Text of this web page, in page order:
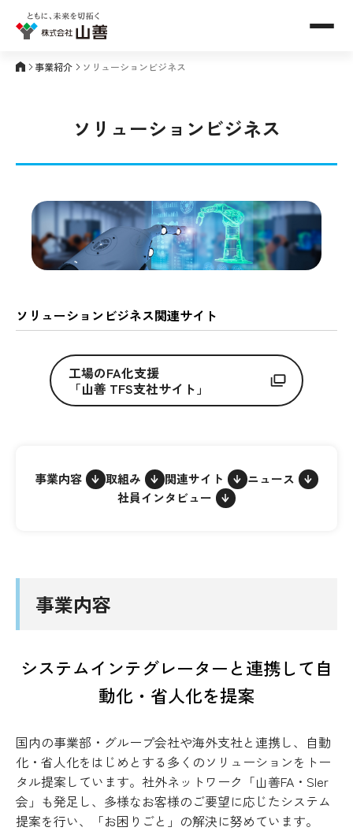
メニュ
事業紹介 ソリューションビジネス
ソリューションビジネス
ソリューションビジネス関連サイト
工場のFA化支援
「山善 TFS支社サイト」
事業内容 取組み 関連サイト
ニュース
社員インタビュー
事業内容
システムインテグレーターと連携して自
動化・省人化を提案
国内の事業部・グループ会社や海外支社と連携し、自動
化・省人化をはじめとする多くのソリューションをトー
タル提案しています。社外ネットワーク「山善FA・SIer
会」も発足し、多様なお客様のご要望に応じたシステム
提案を行い、「お困りごと」の解決に努めています。